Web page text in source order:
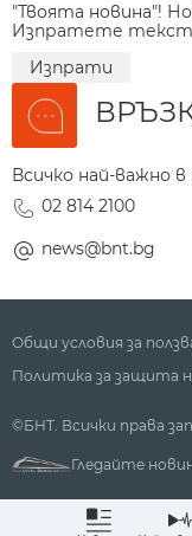
"Твоята новина"!
Изпратете текст,
Изпрати
Всичко най-важно
02 814 2100
news@bnt.bg
Общи условия за
Политика за защита
©БНТ. Всички права
Гледайте